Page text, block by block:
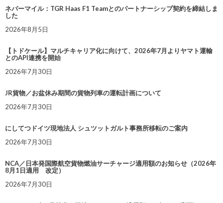
ネバーマイル：TGR Haas F1 Teamとのパートナーシップ契約を締結しま
した
2026年8月5日
【トドケール】マルチキャリア化に向けて、2026年7月よりヤマト運輸
とのAPI連携を開始
2026年7月30日
JR貨物／お盆休み期間の貨物列車の運転計画について
2026年7月30日
にしてつドイツ現地法人 シュツットガルト事務所移転のご案内
2026年7月30日
NCA／日本発国際航空貨物燃油サーチャージ適用額のお知らせ（2026年
8月1日適用 改定）
2026年7月30日